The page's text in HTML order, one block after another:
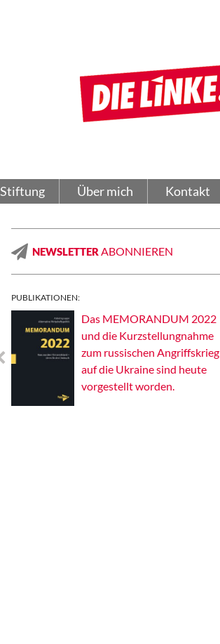
Über mich Kontakt
NEWSLETTER ABONNIEREN
PUBLIKATIONEN:
Das MEMORANDUM 2022
und die Kurzstellungnahme
zum russischen Angriffskrieg
auf die Ukraine sind heute
vorgestellt worden.